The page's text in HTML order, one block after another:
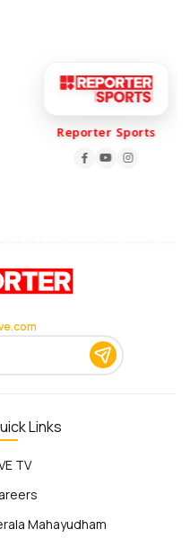
Reporter Sports
Links
TV
Mahayudham